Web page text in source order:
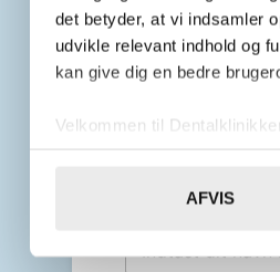
det betyder, at vi indsamler
udvikle relevant indhold og
kan give dig en bedre
Velkommen til
Vi bruger cookies til at
annonceringspartnere og
AFVIS
Udfyld